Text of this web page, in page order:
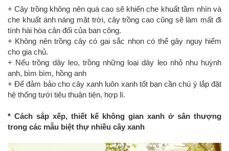
+ Cây trồng không nên quá cao sẽ khiến che khuất tầm nhìn và
che khuất ánh náng mặt trời, cây trồng cao cũng sẽ làm mất đi
tính hài hòa cân đối của ban công.
+ Không nên trồng cây có gai sắc nhọn có thể gây nguy hiểm
cho gia chủ.
+ Nếu trồng dây leo, trồng những loại dây leo nhỏ nhu huỳnh
anh, bìm bìm, hồng anh
+ Để đảm bảo cho cây xanh luôn xanh tốt bạn cần chú ý lắp đặt
hệ thống tưới tiêu thuận tiện, hợp lí.
* Cách sắp xếp, thiết kế không gian xanh ở sân thượng
trong các mẫu biệt thự nhiều cây xanh